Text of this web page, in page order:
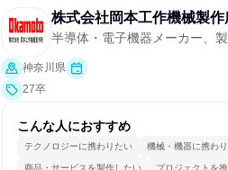
株式会社岡本工作機械製作
半導体・電子機器メーカー、
神奈川県
27卒
こんな人におすすめ
テクノロジーに携わりたい 機械・機器に携わ
商品・サービスを製作したい プロジェクトを